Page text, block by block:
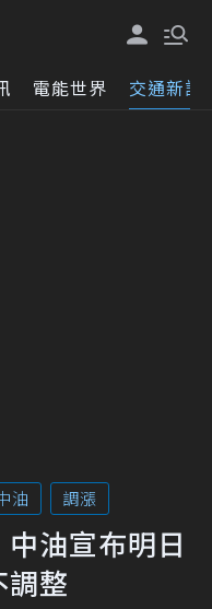
電能世界 交通新訊
油 調漲
油宣布明日
整